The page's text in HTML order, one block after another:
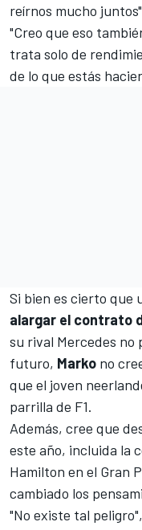
reírnos mucho
"Creo que eso
trata solo de
de lo que estás
Si bien es cierto que
alargar el contrato
su rival Mercedes no
futuro, Marko no
que el joven
parrilla de F1.
Además, cree que
este año, incluida la
Hamilton en el Gran
cambiado los
"No existe tal